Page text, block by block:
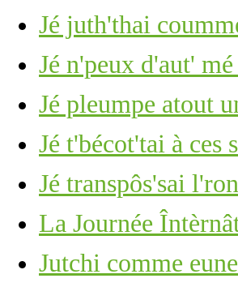
Jé juth'thai
Jé n'peux d'aut'
Jé pleumpe atout
Jé t'bécot'tai à ces
Jé transpôs'sai
La Journée
Jutchi comme